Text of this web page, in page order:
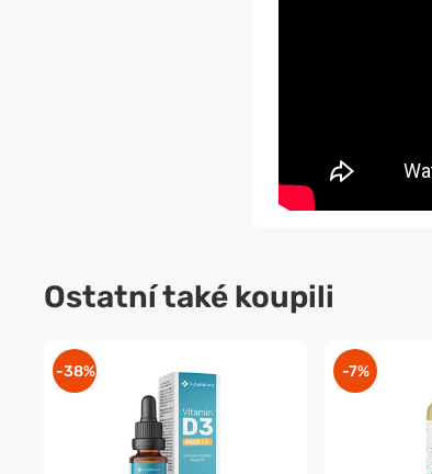
Ostatní také koupili
-38% -7%